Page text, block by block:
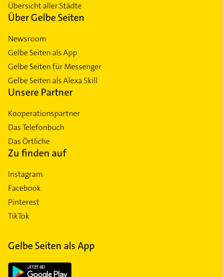
Übersicht aller Städte
Über Gelbe Seiten
Newsroom
Gelbe Seiten als App
Gelbe Seiten für Messenger
Gelbe Seiten als Alexa Skill
Unsere Partner
Kooperationspartner
Das Telefonbuch
Das Örtliche
Zu finden auf
Instagram
Facebook
Pinterest
TikTok
Gelbe Seiten als App